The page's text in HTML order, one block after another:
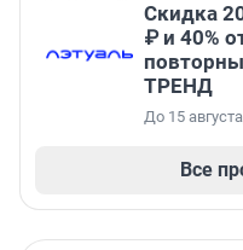
Скидка
₽ и 40%
ТРЕНД
До 15
Все